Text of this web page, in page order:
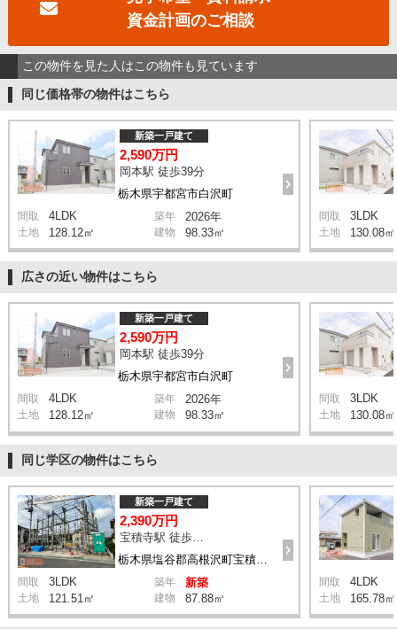
資金計画のご相談
この物件を見た人はこの物件も見ています
同じ価格帯の物件はこちら
栃木県宇都宮市白沢町
新築一戸建て
2,590万円
岡本駅 徒歩39分
間取 4LDK 築年 2026年
土地 128.12㎡ 建物 98.33㎡
間取 3LDK
土地 130.08㎡
広さの近い物件はこちら
栃木県宇都宮市白沢町
新築一戸建て
2,590万円
岡本駅 徒歩39分
間取 4LDK 築年 2026年
土地 128.12㎡ 建物 98.33㎡
間取 3LDK
土地 130.08㎡
同じ学区の物件はこちら
新築一戸建て
2,390万円
間取 3LDK 築年 新築
土地 121.51㎡ 建物 87.88㎡
間取 4LDK
土地 165.78㎡